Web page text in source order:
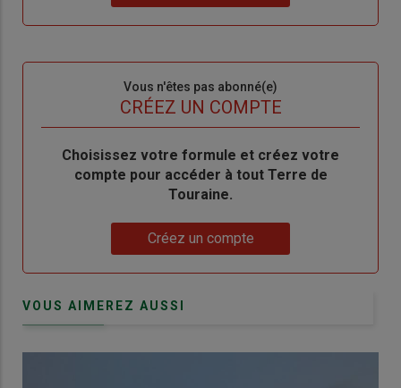
de
me
Vous n'êtes pas abonné(e)
CRÉEZ UN COMPTE
BodyChoisissez votre formule et créez votre
compte pour accéder à tout Terre de
Touraine.
Créez un compte
VOUS AIMEREZ AUSSI